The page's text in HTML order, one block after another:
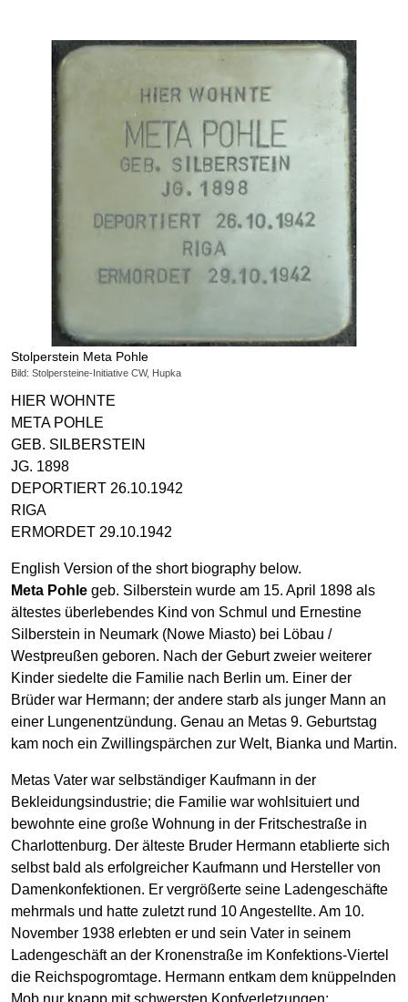
Stolperstein Meta Pohle
Bild: Stolpersteine-Initiative CW, Hupka
HIER WOHNTE
META POHLE
GEB. SILBERSTEIN
JG. 1898
DEPORTIERT 26.10.1942
RIGA
ERMORDET 29.10.1942
English Version of the short biography below.
Meta Pohle geb. Silberstein wurde am 15. April 1898 als
ältestes überlebendes Kind von Schmul und Ernestine
Silberstein in Neumark (Nowe Miasto) bei Löbau /
Westpreußen geboren. Nach der Geburt zweier weiterer
Kinder siedelte die Familie nach Berlin um. Einer der
Brüder war Hermann; der andere starb als junger Mann an
einer Lungenentzündung. Genau an Metas 9. Geburtstag
kam noch ein Zwillingspärchen zur Welt, Bianka und Martin.
Metas Vater war selbständiger Kaufmann in der
Bekleidungsindustrie; die Familie war wohlsituiert und
bewohnte eine große Wohnung in der Fritschestraße in
Charlottenburg. Der älteste Bruder Hermann etablierte sich
selbst bald als erfolgreicher Kaufmann und Hersteller von
Damenkonfektionen. Er vergrößerte seine Ladengeschäfte
mehrmals und hatte zuletzt rund 10 Angestellte. Am 10.
November 1938 erlebten er und sein Vater in seinem
Ladengeschäft an der Kronenstraße im Konfektions-Viertel
die Reichspogromtage. Hermann entkam dem knüppelnden
Mob nur knapp mit schwersten Kopfverletzungen;